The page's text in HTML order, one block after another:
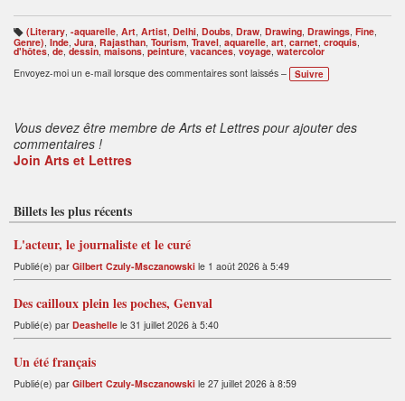
B
ali
s
e
s
(Literary, -aquarelle, Art, Artist, Delhi, Doubs, Draw, Drawing, Drawings, Fine,
Genre) Inde Jura Rajasthan Tourism Travel aquarelle art carnet croquis
d'hôtes de dessin maisons ,peinture ,vacances, voyage watercolor
Envoyez-moi un e-mail lorsque des commentaires sont laissés –
Suivre
Vous devez être membre de Arts et Lettres pour ajouter des
commentaires !
Join Arts et Lettres
Billets les plus récents
L'acteur, le journaliste et le curé
Publié(e) par Gilbert Czuly-Msczanowski le 1 août 2026 à 5:49
Des cailloux plein les poches, Genval
Publié(e) par Deashelle le 31 juillet 2026 à 5:40
Un été français
Publié(e) par Gilbert Czuly-Msczanowski le 27 juillet 2026 à 8:59